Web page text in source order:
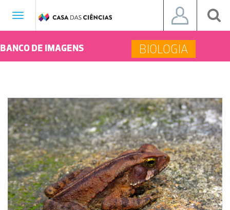
Toggle
BANCO DE IMAGENS BIOLOGIA